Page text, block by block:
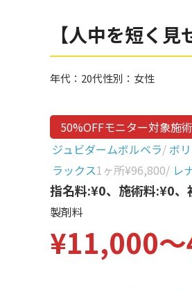
ヒアルロン酸リフトアッ
Age
年代から
20代
30代
40代
60代
【人中を短く
年代： 20代性別： 女性
50%OFFモニター対象施術
ジュビダームボルベラ/ ボ
ラックス1ヶ所¥96,800/ レ
指名料:¥0、施術料:¥0
製剤料
¥11,000